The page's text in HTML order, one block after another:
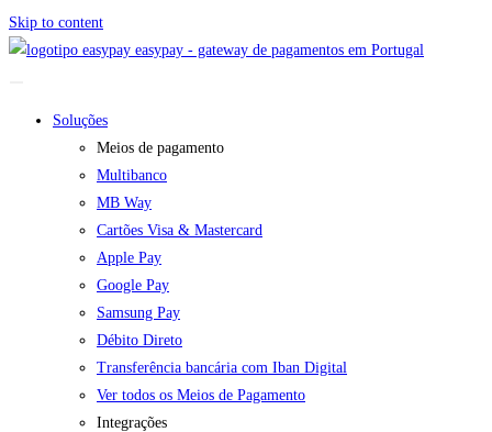
Skip to content
easypay - gateway de pagamentos em Portugal
Soluções
Meios de pagamento
Multibanco
MB Way
Cartões Visa & Mastercard
Apple Pay
Google Pay
Samsung Pay
Débito Direto
Transferência bancária com Iban Digital
Ver todos os Meios de Pagamento
Integrações